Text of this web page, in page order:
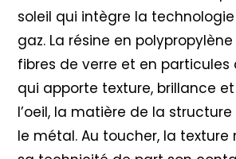
soleil qui intègre la
gaz. La résine en
fibres de verre et en particules
qui apporte texture, brillance
l’oeil, la matière de la
le métal. Au toucher, la texture